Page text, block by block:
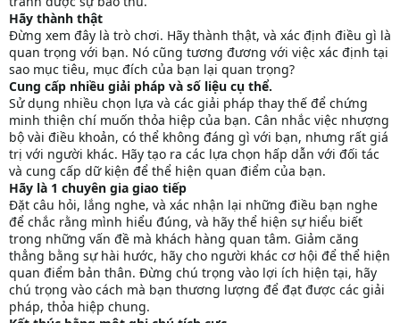
Hãy thành thật
Đừng xem đây là trò chơi. Hãy thành thật, và xác định điều gì là
quan trọng với bạn. Nó cũng tương đương với việc xác định tại
sao mục tiêu, mục đích của bạn lại quan trọng?
Cung cấp nhiều giải pháp và số liệu cụ thể.
Sử dụng nhiều chọn lựa và các giải pháp thay thế để chứng
minh thiện chí muốn thỏa hiệp của bạn. Cân nhắc việc nhượng
bộ vài điều khoản, có thể không đáng gì với bạn, nhưng rất giá
trị với người khác. Hãy tạo ra các lựa chọn hấp dẫn với đối tác
và cung cấp dữ kiện để thể hiện quan điểm của bạn.
Hãy là 1 chuyên gia giao tiếp
Đặt câu hỏi, lắng nghe, và xác nhận lại những điều bạn nghe
để chắc rằng mình hiểu đúng, và hãy thể hiện sự hiểu biết
trong những vấn đề mà khách hàng quan tâm. Giảm căng
thẳng bằng sự hài hước, hãy cho người khác cơ hội để thể hiện
quan điểm bản thân. Đừng chú trọng vào lợi ích hiện tại, hãy
chú trọng vào cách mà bạn thương lượng để đạt được các giải
pháp, thỏa hiệp chung.